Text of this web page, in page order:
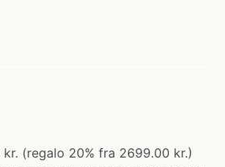
(regalo 20% fra 2699.00 kr.)